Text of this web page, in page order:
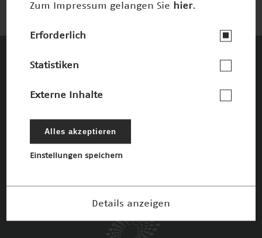
Diese Unternehmen und Stiftungen
die damit verbundenen Ziele
Die Förderer
Zum Impressum gelangen Sie
hier.
Erforderlich
Statistiken
Externe Inhalte
Alles akzeptieren
Einstellungen speichern
Details anzeigen